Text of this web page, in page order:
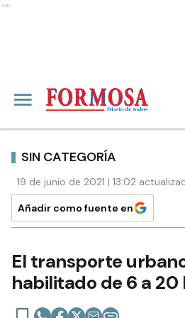
Ads
SIN CATEGORÍA
19 de junio de 2021 | 13:02
Añadir como fuente en
El transporte
habilitado de 6 a 20